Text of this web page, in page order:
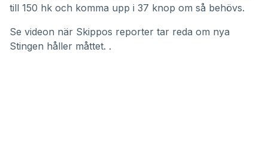
till 150 hk och komma upp i 37 knop om så behövs.
Se videon när Skippos reporter tar reda om nya
Stingen håller måttet. .